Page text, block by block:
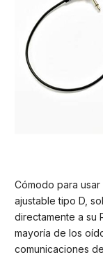
Cómodo para
ajustable tipo D,
directamente a su
mayoría de los
comunicaciones